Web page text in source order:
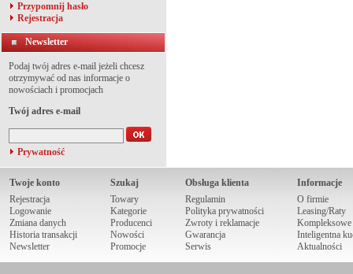
Przypomnij hasło
Rejestracja
Newsletter
Podaj twój adres e-mail jeżeli chcesz
otrzymywać od nas informacje o
nowościach i promocjach
Twój adres e-mail
Prywatność
Twoje konto
Rejestracja
Logowanie
Zmiana danych
Historia transakcji
Newsletter
Szukaj
Towary
Kategorie
Producenci
Nowości
Promocje
Obsługa klienta
Regulamin
Polityka prywatności
Zwroty i reklamacje
Gwarancja
Serwis
Informacje
O firmie
Leasing/Raty
Kompleksowe
Inteligentna
Aktualności